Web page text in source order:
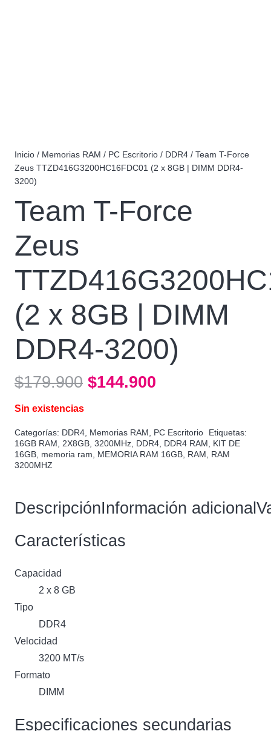
Inicio / Memorias RAM / PC Escritorio / DDR4 / Team T-Force
Zeus TTZD416G3200HC16FDC01 (2 x 8GB | DIMM DDR4-
3200)
Team T-Force
Zeus
(2 x 8GB | DIMM
DDR4-3200)
$179.900 El
era:
$179.900.
$144.900
es:
$144.900.
Sin existencias
Categorías: DDR4 Memorias RAM PC Escritorio
Etiquetas:
16GB RAM
2X8GB 3200MHz DDR4 DDR4 RAM
KIT DE
16GB memoria ram MEMORIA RAM 16GB RAM
RAM
3200MHZ
DescripciónInformación adicional
Características
Capacidad
2 x 8 GB
Tipo
DDR4
Velocidad
3200 MT/s
Formato
DIMM
Especificaciones secundarias